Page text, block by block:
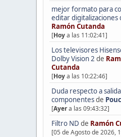
mejor formato para
editar digitalizaciones
Ramón Cutanda
[Hoya las 11:02:41]
Los televisores
Dolby Vision 2 de
Cutanda
[Hoya las 10:22:46]
Duda respecto a
componentesde
[Ayera las 09:43:32]
Filtro ND de Ramón
[05 de Agosto de 2026,